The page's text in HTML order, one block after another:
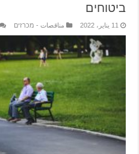
ביטוחים
11 يناير، 2022 مناقصات - מכרזים